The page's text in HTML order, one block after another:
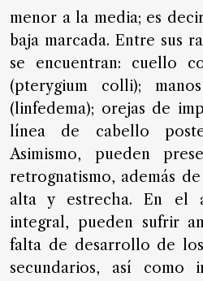
Edición
digital
Nosotros
Contáctanos
Anúnciate
con
nosotros
Donativos
menor a la media; es
baja marcada. Entre sus
se encuentran: cuello
(pterygium colli);
(linfedema); orejas de
línea de cabello
Asimismo, pueden
retrognatismo, además
alta y estrecha. En el
integral, pueden sufrir
falta de desarrollo de los
secundarios, así como